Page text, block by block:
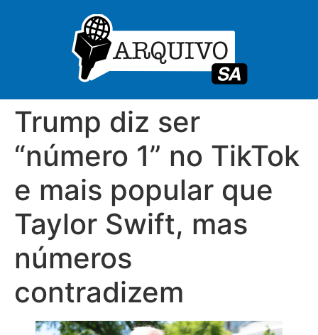
Trump diz ser
“número 1” no TikTok
e mais popular que
Taylor Swift, mas
números
contradizem